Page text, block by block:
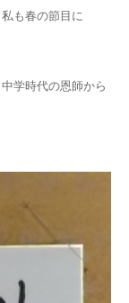
も春の節目に
学時代の恩師から